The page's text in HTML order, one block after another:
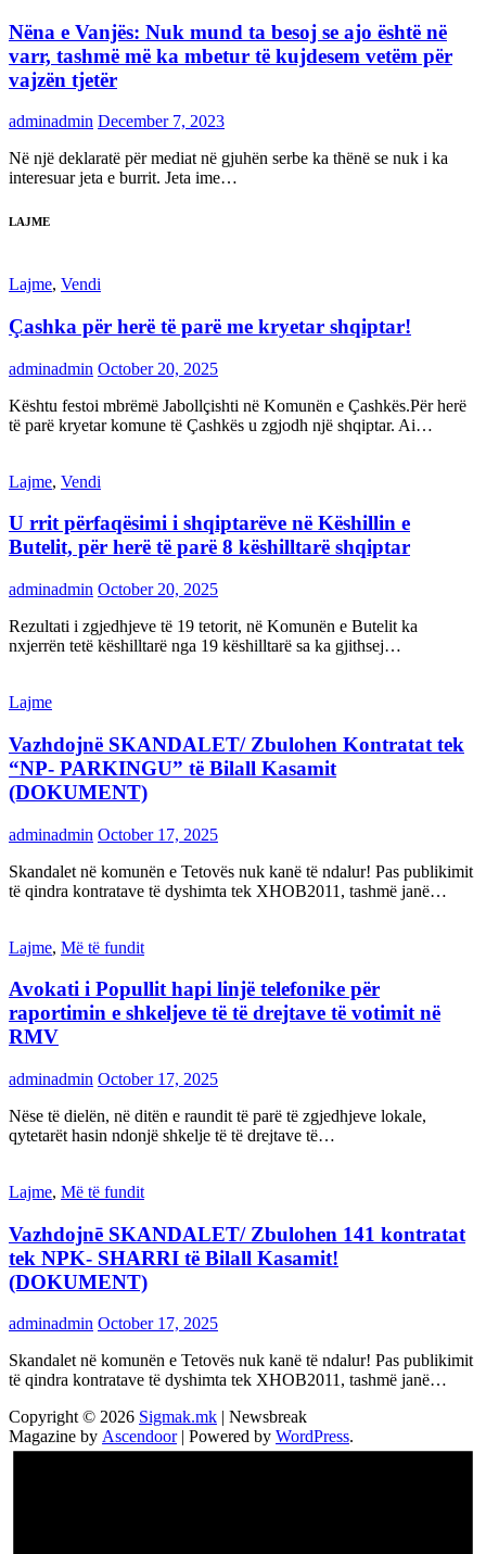
Nëna e Vanjës: Nuk mund ta besoj se ajo është në
varr, tashmë më ka mbetur të kujdesem vetëm për
vajzën tjetër
adminadmin December 7, 2023
Në një deklaratë për mediat në gjuhën serbe ka thënë se nuk i ka
interesuar jeta e burrit. Jeta ime…
LAJME
Lajme, Vendi
Çashka për herë të parë me kryetar shqiptar!
adminadmin October 20, 2025
Kështu festoi mbrëmë Jabollçishti në Komunën e Çashkës.Për herë
të parë kryetar komune të Çashkës u zgjodh një shqiptar. Ai…
Lajme, Vendi
U rrit përfaqësimi i shqiptarëve në Këshillin e
Butelit, për herë të parë 8 këshilltarë shqiptar
adminadmin October 20, 2025
Rezultati i zgjedhjeve të 19 tetorit, në Komunën e Butelit ka
nxjerrën tetë këshilltarë nga 19 këshilltarë sa ka gjithsej…
Lajme
Vazhdojnë SKANDALET/ Zbulohen Kontratat tek
“NP- PARKINGU” të Bilall Kasamit
(DOKUMENT)
adminadmin October 17, 2025
Skandalet në komunën e Tetovës nuk kanë të ndalur! Pas publikimit
të qindra kontratave të dyshimta tek XHOB2011, tashmë janë…
Lajme, Më të fundit
Avokati i Popullit hapi linjë telefonike për
raportimin e shkeljeve të të drejtave të votimit në
RMV
adminadmin October 17, 2025
Nëse të dielën, në ditën e raundit të parë të zgjedhjeve lokale,
qytetarët hasin ndonjë shkelje të të drejtave të…
Lajme, Më të fundit
Vazhdojnē SKANDALET/ Zbulohen 141 kontratat
tek NPK- SHARRI të Bilall Kasamit!
(DOKUMENT)
adminadmin October 17, 2025
Skandalet në komunën e Tetovës nuk kanë të ndalur! Pas publikimit
të qindra kontratave të dyshimta tek XHOB2011, tashmë janë…
Copyright © 2026 Sigmak.mk | Newsbreak
Magazine by Ascendoor| Powered by WordPress.